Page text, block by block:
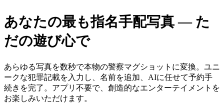
あなたの最も指名手配写真 — た
だの遊び心で
あらゆる写真を数秒で本物の警察マグショットに変換。ユニ
ークな犯罪記載を入力し、名前を追加、AIに任せて予約手
続きを完了。アプリ不要で、創造的なエンターテイメントを
お楽しみいただけます。